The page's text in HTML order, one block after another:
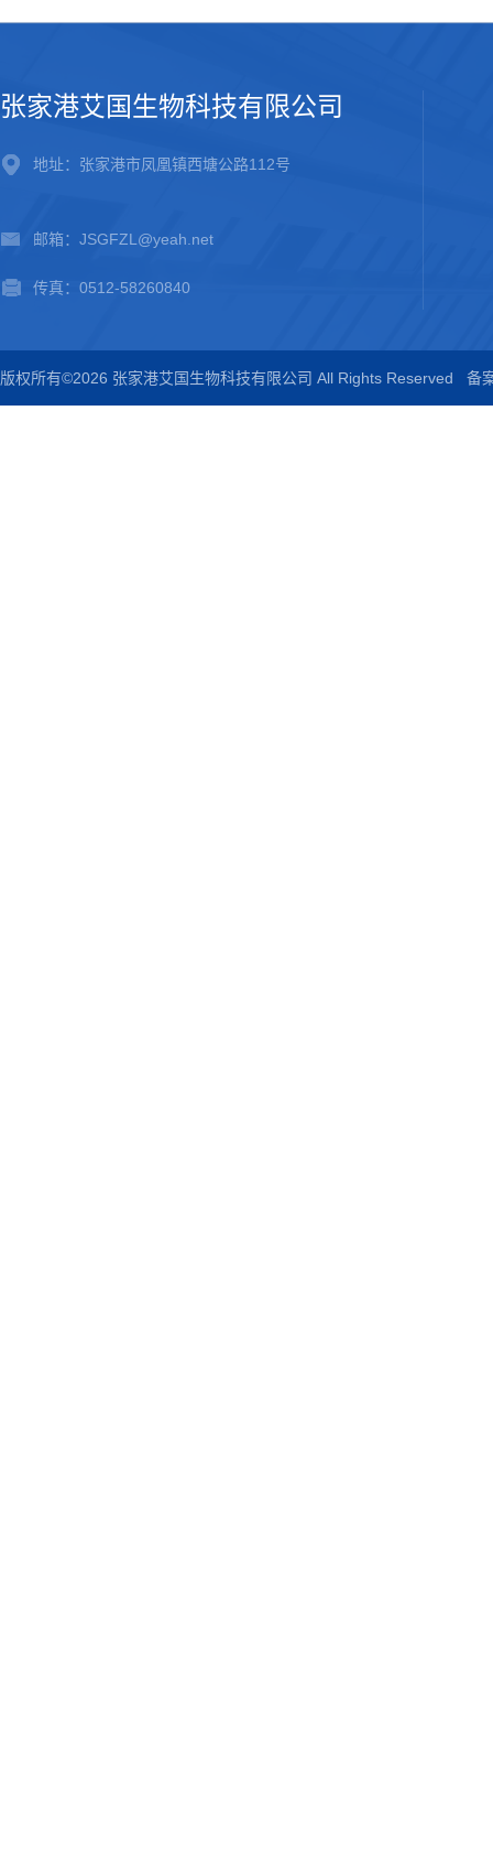
张家港艾国生物科技有限公司
地址：张家港市凤凰镇西塘公路112号
邮箱：JSGFZL@yeah.net
传真：0512-58260840
版权所有©2026 张家港艾国生物科技有限公司 All Rights Reserved 备